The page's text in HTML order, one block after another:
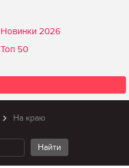
Новинки 2026
Топ 50
На краю